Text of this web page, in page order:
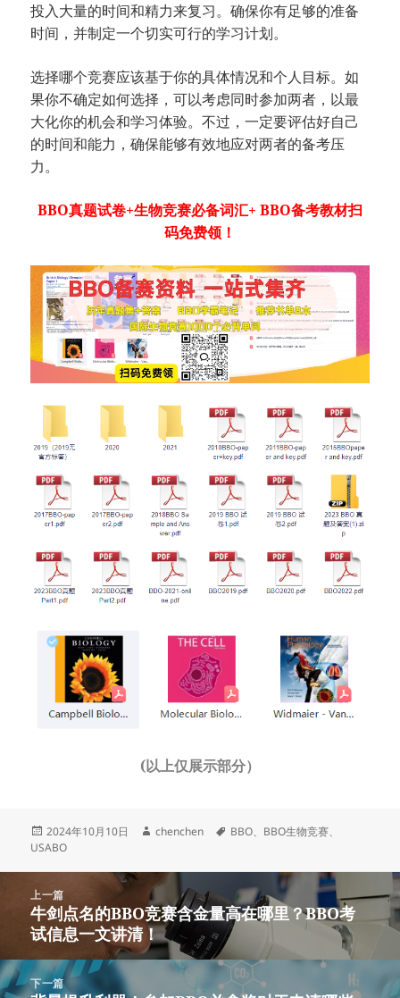
投入大量的时间和精力来复习。确保你有足够的准备
时间，并制定一个切实可行的学习计划。
选择哪个竞赛应该基于你的具体情况和个人目标。如
果你不确定如何选择，可以考虑同时参加两者，以最
大化你的机会和学习体验。不过，一定要评估好自己
的时间和能力，确保能够有效地应对两者的备考压
力。
BBO真题试卷+生物竞赛必备词汇+ BBO备考教材扫
码免费领！
(以上仅展示部分）
发
布
2024年10月10日
作
chenchen
标
BBO、 BBO生物竞赛、
USABO
上一篇
上
篇
文
章：
牛剑点名的BBO竞赛含金量高在哪里？BBO考
试信息一文讲清！
下一篇